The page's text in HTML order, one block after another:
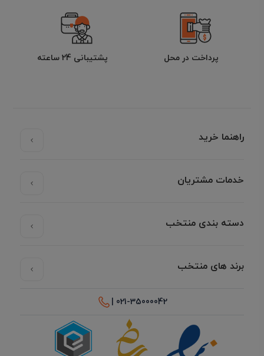
پرداخت در محل پشتیبانی 24 ساعته
راهنما خرید
خدمات مشتریان
دسته بندی منتخب
برند های منتخب
021-35000042 |